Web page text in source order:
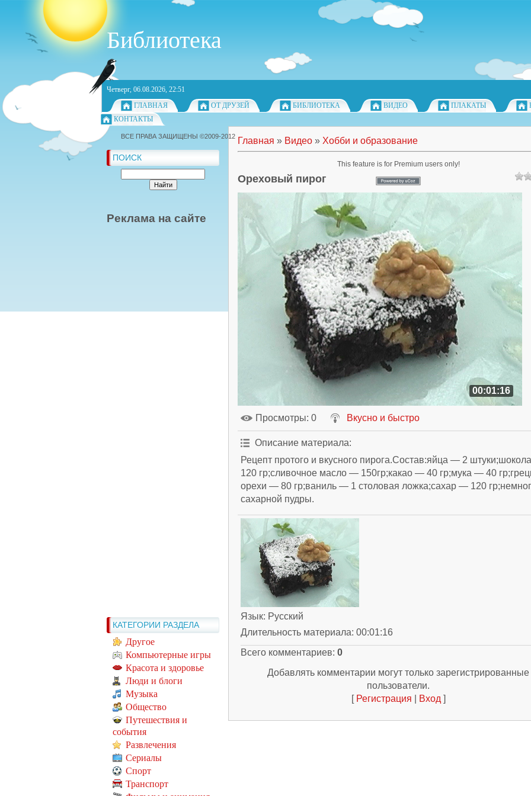
Библиотека
Четверг, 06.08.2026, 22:51
ГЛАВНАЯ
ОТ ДРУЗЕЙ БИБЛИОТЕКА ВИДЕО ПЛАКАТЫ
КОНТАКТЫ
ПОИСК
Реклама на сайте
КАТЕГОРИИ РАЗДЕЛА
Другое
Компьютерные игры
Красота и здоровье
Люди и блоги
Музыка
Общество
Путешествия и
события
Развлечения
Сериалы
Спорт
Транспорт
Главная » Видео » Хобби и образование
Ореховый пирог
00:01:16
Просмотры: 0 Вкусно и быстро
Описание материала:
Рецепт протого и вкусного пирога.Состав:яйца — 2
120 гр;сливочное масло — 150гр;какао — 40 гр;мука — 40
орехи — 80 гр;ваниль — 1 столовая ложка;сахар — 120
сахарной пудры.
Язык: Русский
Длительность материала: 00:01:16
Всего комментариев: 0
Добавлять комментарии могут только зарегистрированные
пользователи.
[ Регистрация Вход ]
ВСЕ ПРАВА ЗАЩИЩЕНЫ ©2009-2012
This feature is for Premium users only!